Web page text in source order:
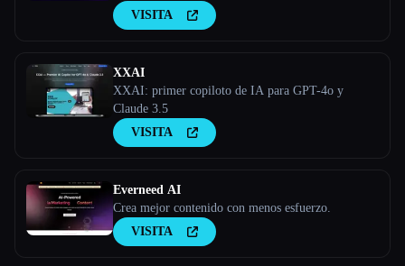
VISITA
XXAI
XXAI: primer copiloto de IA para GPT-4o y
Claude 3.5
VISITA
Everneed AI
Crea mejor contenido con menos esfuerzo.
VISITA